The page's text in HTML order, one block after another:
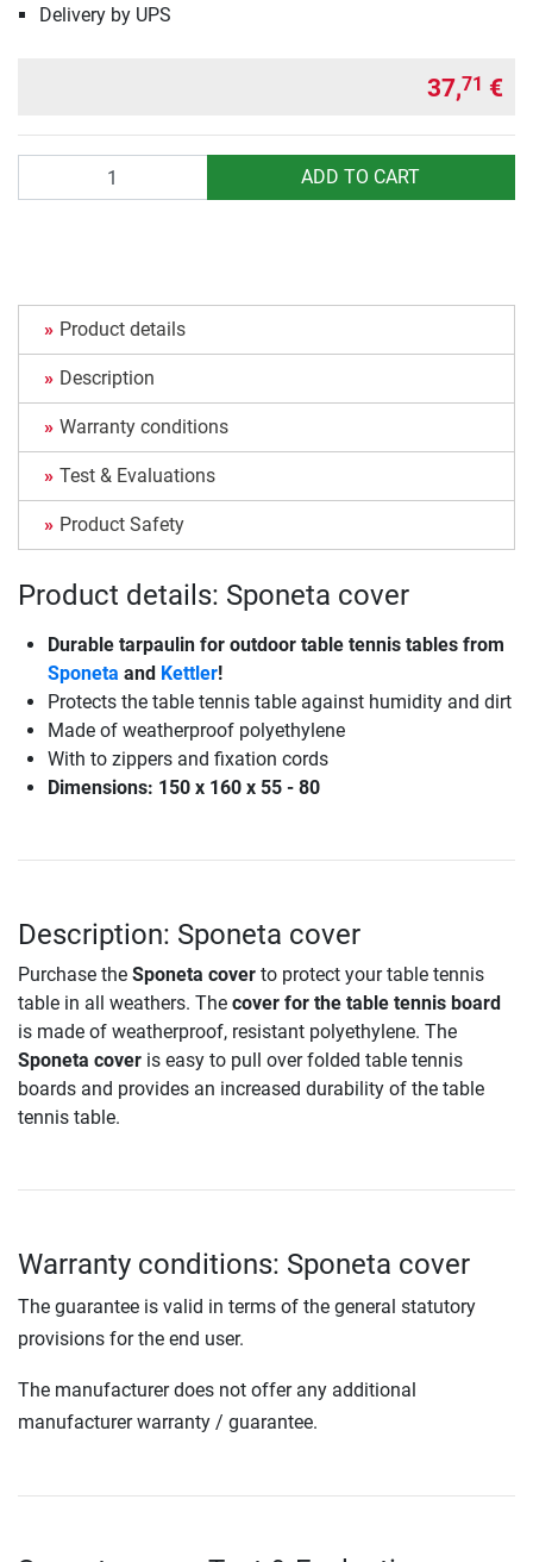
Delivery by UPS
37,71 €
ADD TO CART
Product details
Description
Warranty conditions
Test & Evaluations
Product Safety
Product details: Sponeta cover
Durable tarpaulin for outdoor table tennis tables from
Sponeta and Kettler!
Protects the table tennis table against humidity and dirt
Made of weatherproof polyethylene
With to zippers and fixation cords
Dimensions: 150 x 160 x 55 - 80
Description: Sponeta cover
Purchase the Sponeta cover to protect your table tennis
table in all weathers. The cover for the table tennis board
is made of weatherproof, resistant polyethylene. The
Sponeta cover is easy to pull over folded table tennis
boards and provides an increased durability of the table
tennis table.
Warranty conditions: Sponeta cover
The guarantee is valid in terms of the general statutory
provisions for the end user.
The manufacturer does not offer any additional
manufacturer warranty / guarantee.